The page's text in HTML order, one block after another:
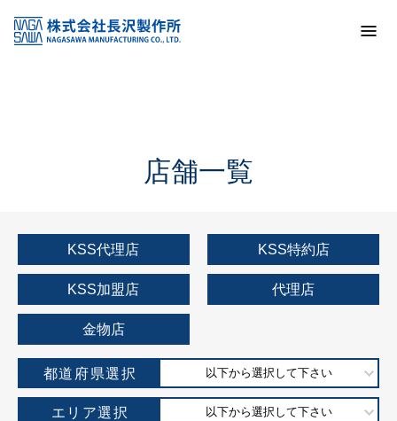
KSS加盟店・取扱店情報
店舗一覧
店舗一覧
KSS代理店 KSS特約店
KSS加盟店 代理店
金物店
都道府県選択 以下から選択して下さい
エリア選択 以下から選択して下さい